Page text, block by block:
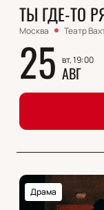
ТЫ ГДЕ-ТО
Москва Театр
25 вт, 19:00
АВГ
Драма